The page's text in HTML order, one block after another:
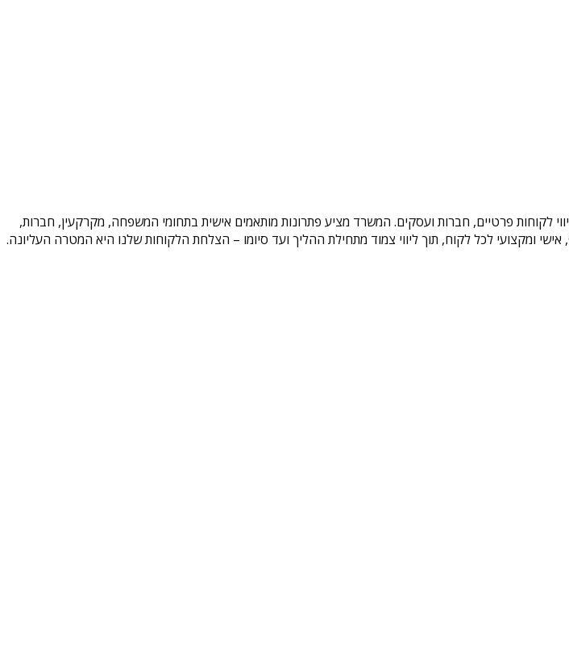
לקוחות פרטיים, חברות ועסקים. המשרד מציע פתרונות מותאמים אישית בתחומי המשפחה, מקרקעין, חברות,
אישי ומקצועי לכל לקוח, תוך ליווי צמוד מתחילת ההליך ועד סיומו – הצלחת הלקוחות שלנו היא המטרה העליונה.